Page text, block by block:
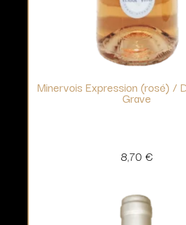
Minervois Expression (rosé) /
Grave
8,70 €